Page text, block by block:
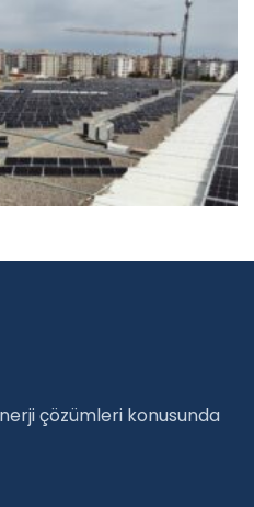
çözümleri konusunda